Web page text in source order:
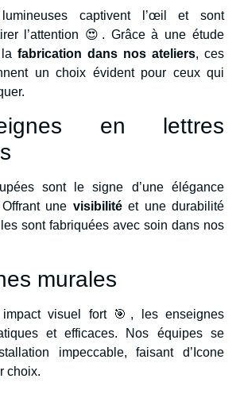
captivent l’œil et sont
l’attention 😍. Grâce à une étude
fabrication dans nos ateliers, ces
un choix évident pour ceux qui
en lettres
sont le signe d’une élégance
une visibilitéet une durabilité
sont fabriquées avec soin dans nos
murales
impact visuel fort 🎯, les enseignes
et efficaces. Nos équipes se
impeccable, faisant d’Icone
choix.